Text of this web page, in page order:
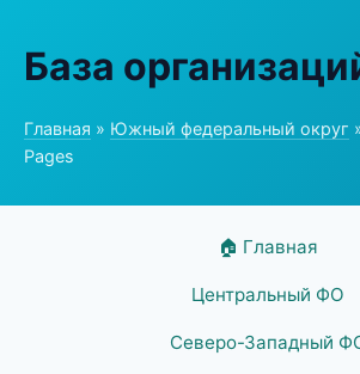
База
Главная » Южный федеральный округ
Pages
🏠 Главная
Центральный ФО
Северо-Западный